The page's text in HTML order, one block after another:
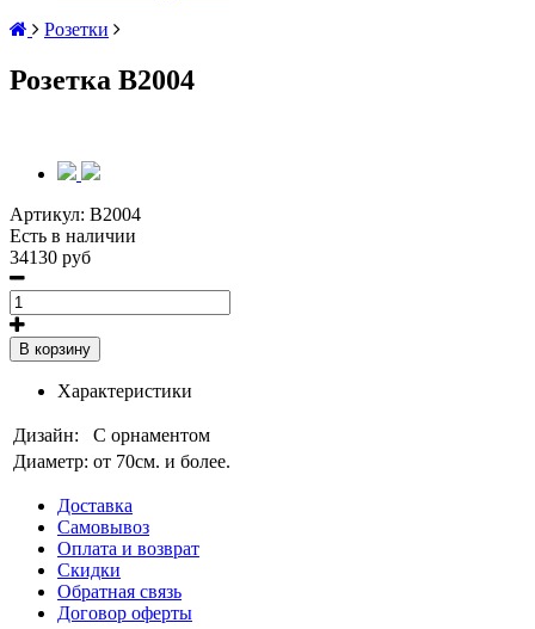
Розетки
Розетка B2004
Артикул: B2004
Есть в наличии
34130 руб
В корзину
Характеристики
Дизайн:
С орнаментом
Диаметр: от 70см. и более.
Доставка
Самовывоз
Оплата и возврат
Скидки
Обратная связь
Договор оферты